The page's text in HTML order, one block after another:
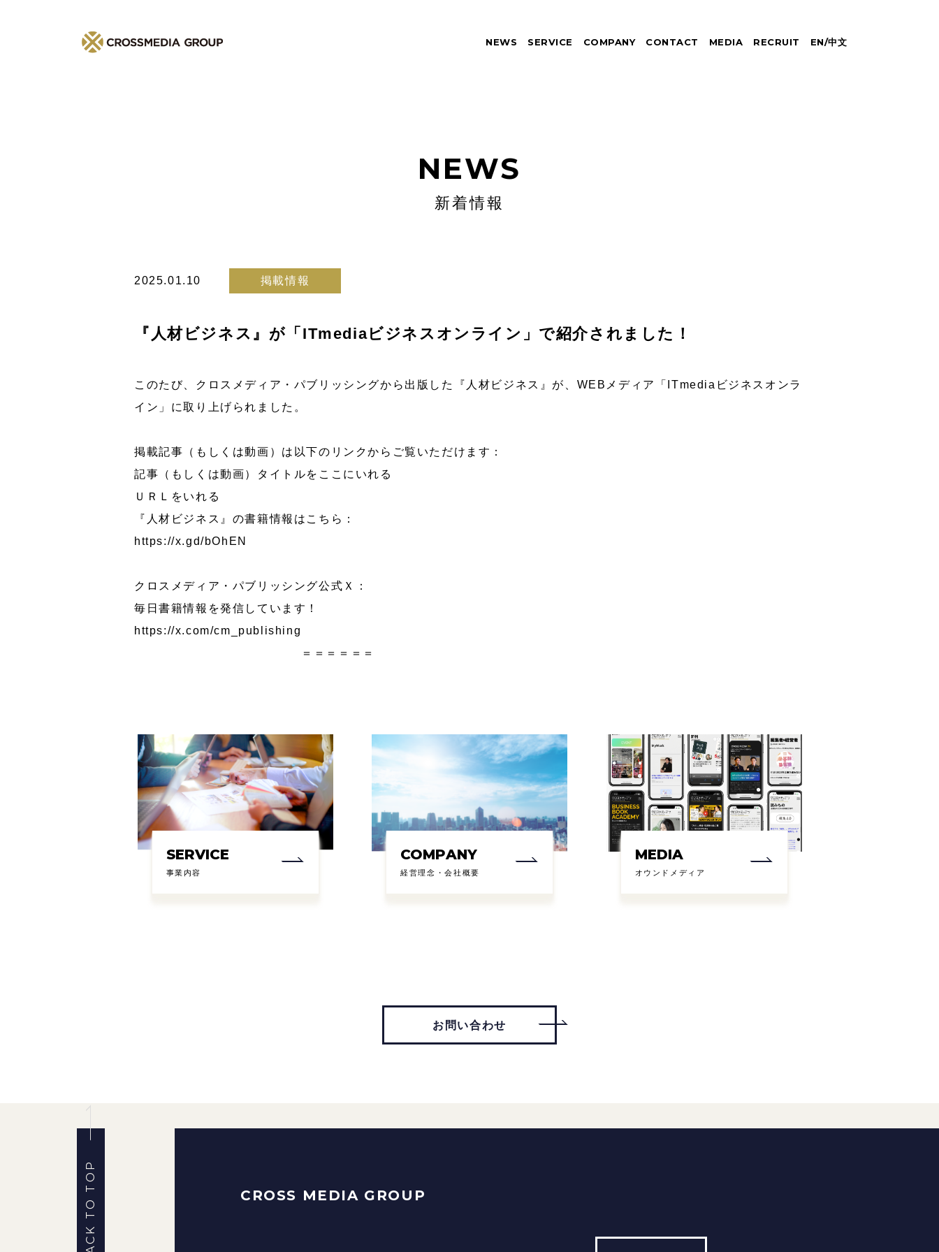
NEWS SERVICE COMPANY CONTACT MEDIA RECRUIT EN/中文
NEWS
新着情報
2025.01.10 掲載情報
『人材ビジネス』が「ITmediaビジネスオンライン」で紹介されました！
このたび、クロスメディア・パブリッシングから出版した『人材ビジネス』が、WEBメディア「ITmediaビジネスオンラ
イン」に取り上げられました。
掲載記事（もしくは動画）は以下のリンクからご覧いただけます：
記事（もしくは動画）タイトルをここにいれる
ＵＲＬをいれる
『人材ビジネス』の書籍情報はこちら：
https://x.gd/bOhEN
クロスメディア・パブリッシング公式Ｘ：
毎日書籍情報を発信しています！
https://x.com/cm_publishing
＝＝＝＝＝＝
SERVICE
事業内容
COMPANY
経営理念・会社概要
MEDIA
オウンドメディア
お問い合わせ
BACK TO TOP CROSS MEDIA GROUP